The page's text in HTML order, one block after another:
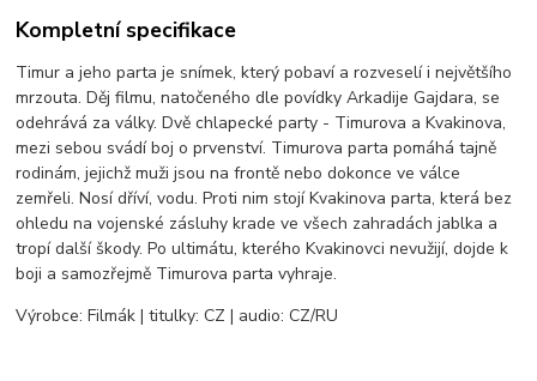
Kompletní specifikace
Timur a jeho parta je snímek, který pobaví a rozveselí i největšího
mrzouta. Děj filmu, natočeného dle povídky Arkadije Gajdara, se
odehrává za války. Dvě chlapecké party - Timurova a Kvakinova,
mezi sebou svádí boj o prvenství. Timurova parta pomáhá tajně
rodinám, jejichž muži jsou na frontě nebo dokonce ve válce
zemřeli. Nosí dříví, vodu. Proti nim stojí Kvakinova parta, která bez
ohledu na vojenské zásluhy krade ve všech zahradách jablka a
tropí další škody. Po ultimátu, kterého Kvakinovci nevužijí, dojde k
boji a samozřejmě Timurova parta vyhraje.
Výrobce: Filmák | titulky: CZ | audio: CZ/RU